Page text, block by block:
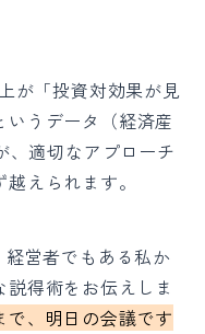
が「投資対効果が見
いうデータ（経済産
、適切なアプローチ
えられます。
営者でもある私か
得術をお伝えしま
、明日の会議です